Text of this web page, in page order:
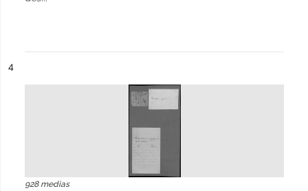
n°
4
928 medias